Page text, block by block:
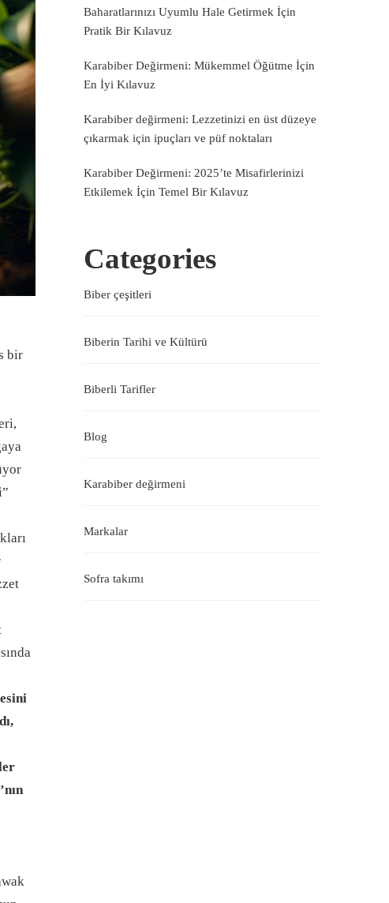
bir
Baharatlarınızı Uyumlu Hale Getirmek İçin
Pratik Bir Kılavuz
Karabiber Değirmeni: Mükemmel Öğütme İçin
En İyi Kılavuz
Karabiber değirmeni: Lezzetinizi en üst düzeye
çıkarmak için ipuçları ve püf noktaları
Karabiber Değirmeni: 2025’te Misafirlerinizi
Etkilemek İçin Temel Bir Kılavuz
Categories
Biber çeşitleri
Biberin Tarihi ve Kültürü
Biberli Tarifler
Blog
Karabiber değirmeni
Markalar
Sofra takımı